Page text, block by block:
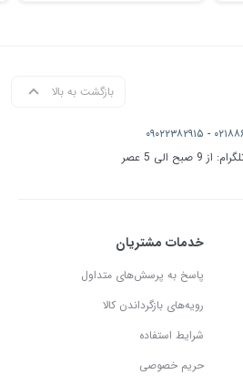
بازگشت به بالا
- ۰۹۰۲۲۳۸۲۹۱۵
الی 5 عصر
خدمات مشتریان
پاسخ به پرسش‌های متداول
رویه‌های بازگرداندن کالا
شرایط استفاده
حریم خصوصی